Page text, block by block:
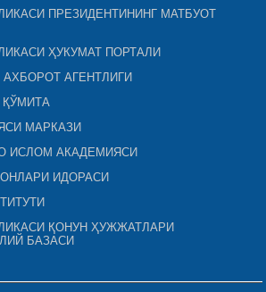
ПРЕЗИДЕНТИНИНГ МАТБУОТ
ҲУКУМАТ ПОРТАЛИ
АГЕНТЛИГИ
МАРКАЗИ
ИСЛОМ АКАДЕМИЯСИ
ИДОРАСИ
ҚОНУН ҲУЖЖАТЛАРИ
БАЗАСИ